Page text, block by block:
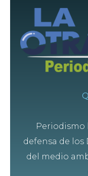
Periodismo
defensa de los
del medio